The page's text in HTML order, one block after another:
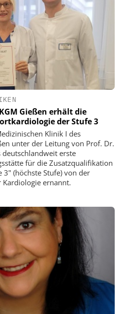
Gießen erhält die
der Stufe 3
Klinik I des
unter der Leitung von Prof. Dr.
erste
für die Zusatzqualifikation
3" (höchste Stufe) von der
Kardiologie ernannt.